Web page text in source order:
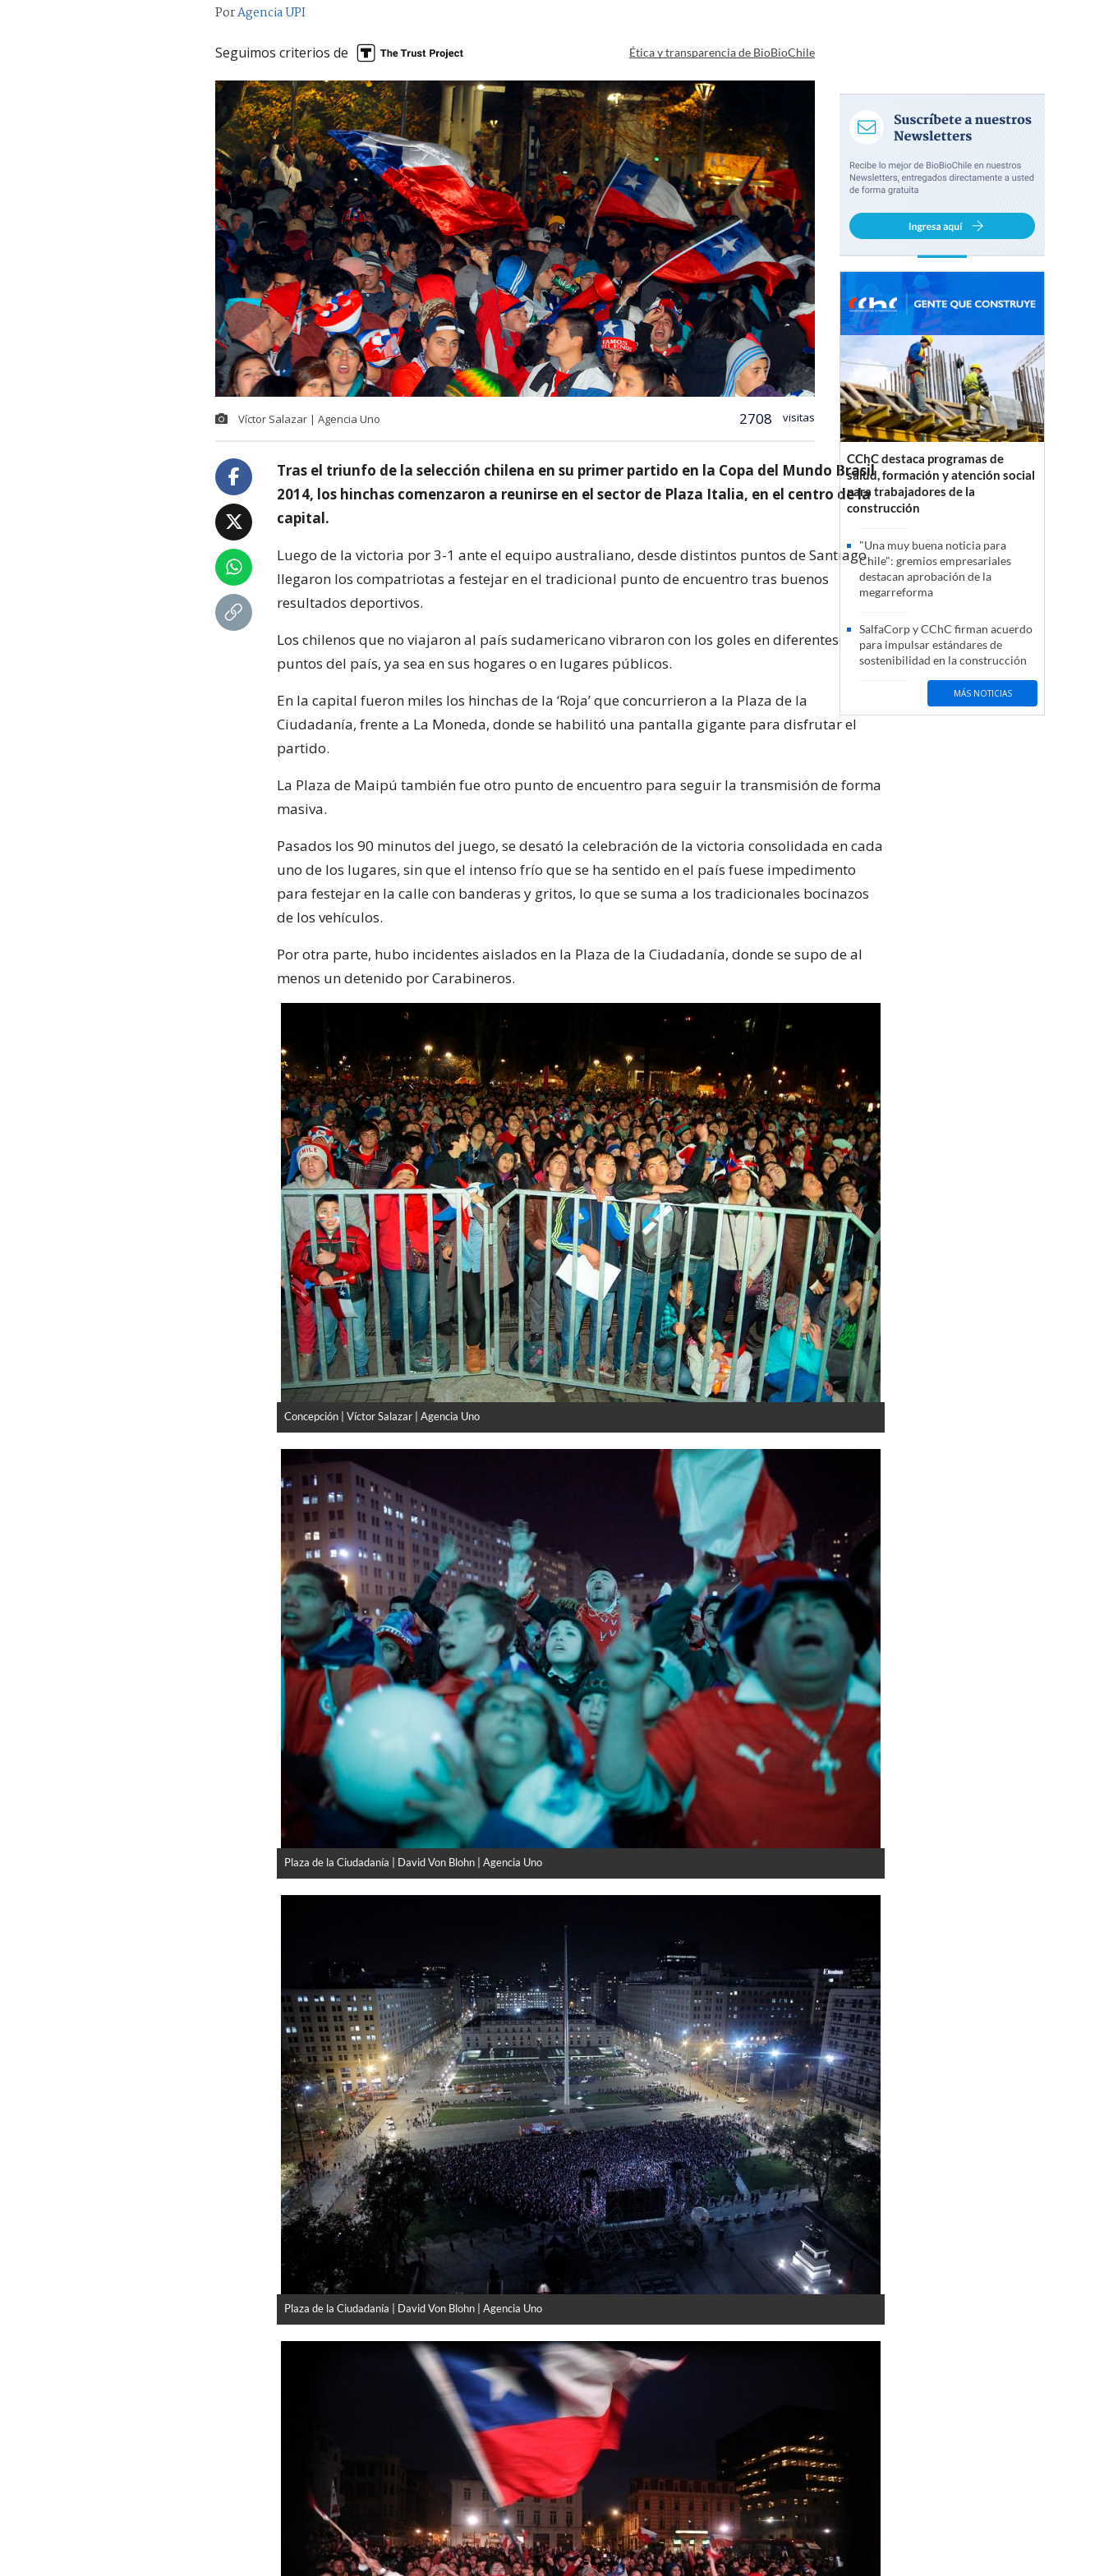
PorAgencia UPI
Seguimos criterios de Ética y transparencia de BioBioChile
Víctor Salazar | Agencia Uno 2708 visitas
Tras el triunfo de la selección chilena en su primer partido en la Copa del Mundo Brasil
2014, los hinchas comenzaron a reunirse en el sector de Plaza Italia, en el centro de la
capital.
Luego de la victoria por 3-1 ante el equipo australiano, desde distintos puntos de Santiago
llegaron los compatriotas a festejar en el tradicional punto de encuentro tras buenos
resultados deportivos.
Los chilenos que no viajaron al país sudamericano vibraron con los goles en diferentes
puntos del país, ya sea en sus hogares o en lugares públicos.
En la capital fueron miles los hinchas de la ‘Roja’ que concurrieron a la Plaza de la
Ciudadanía, frente a La Moneda, donde se habilitó una pantalla gigante para disfrutar el
partido.
La Plaza de Maipú también fue otro punto de encuentro para seguir la transmisión de forma
masiva.
Pasados los 90 minutos del juego, se desató la celebración de la victoria consolidada en cada
uno de los lugares, sin que el intenso frío que se ha sentido en el país fuese impedimento
para festejar en la calle con banderas y gritos, lo que se suma a los tradicionales bocinazos
de los vehículos.
Por otra parte, hubo incidentes aislados en la Plaza de la Ciudadanía, donde se supo de al
menos un detenido por Carabineros.
Concepción | Víctor Salazar | Agencia Uno
Plaza de la Ciudadanía | David Von Blohn | Agencia Uno
Plaza de la Ciudadanía | David Von Blohn | Agencia Uno
CChC destaca programas de
salud, formación y atención social
para trabajadores de la
construcción
"Una muy buena noticia para
Chile": gremios empresariales
destacan aprobación de la
megarreforma
SalfaCorp y CChC firman acuerdo
para impulsar estándares de
sostenibilidad en la construcción
MÁS NOTICIAS